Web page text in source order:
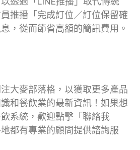
員推播「完成訂位／訂位保留確
，從而節省高額的簡訊費用。
大麥部落格，以獲取更多產品
和餐飲業的最新資訊！如果想
系統，歡迎點擊「聯絡我
都有專業的顧問提供諮詢服